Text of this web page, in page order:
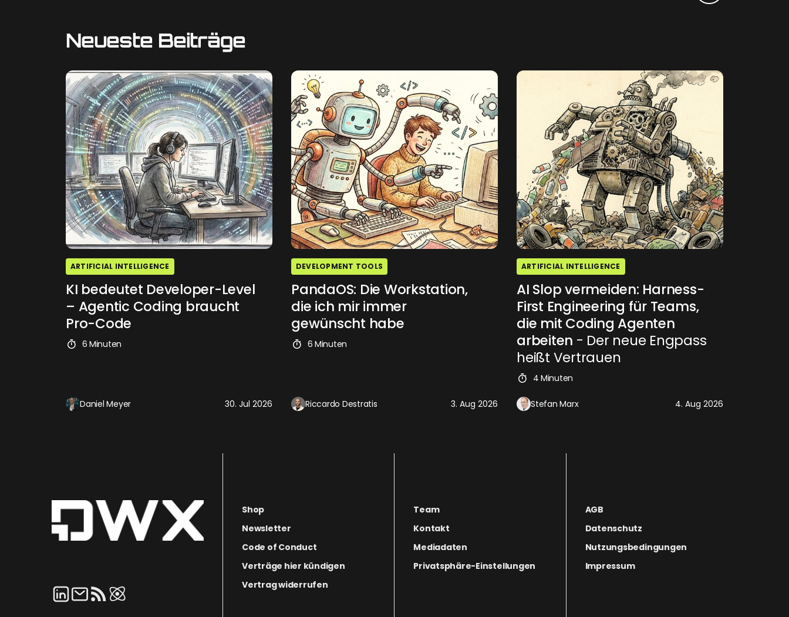
Neueste Beiträge
ARTIFICIAL INTELLIGENCE
KI bedeutet Developer-Level
– Agentic Coding braucht
Pro-Code
6 Minuten
Daniel Meyer 30. Jul 2026
DEVELOPMENT TOOLS
PandaOS: Die Workstation,
die ich mir immer
gewünscht habe
6 Minuten
Riccardo Destratis 3. Aug 2026
ARTIFICIAL INTELLIGENCE
AI Slop vermeiden: Harness-
First Engineering für Teams,
die mit Coding Agenten
arbeiten - Der neue Engpass
heißt Vertrauen
4 Minuten
Stefan Marx 4. Aug 2026
Shop
Newsletter
Code of Conduct
Verträge hier kündigen
Vertrag widerrufen
Team
Kontakt
Mediadaten
Privatsphäre-Einstellungen
AGB
Datenschutz
Nutzungsbedingungen
Impressum